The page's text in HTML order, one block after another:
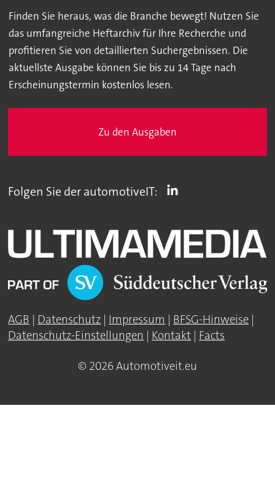
Finden Sie heraus, was die Branche bewegt! Nutzen Sie
das umfangreiche Heftarchiv für Ihre Recherche und
profitieren Sie von detaillierten Suchergebnissen. Die
aktuellste Ausgabe können Sie bis zu 14 Tage nach
Erscheinungstermin kostenlos lesen.
Zu den Ausgaben
Folgen Sie der automotiveIT:
AGB | Datenschutz | Impressum | BFSG-Hinweise |
Datenschutz-Einstellungen | Kontakt | Facts
© 2026 Automotiveit.eu